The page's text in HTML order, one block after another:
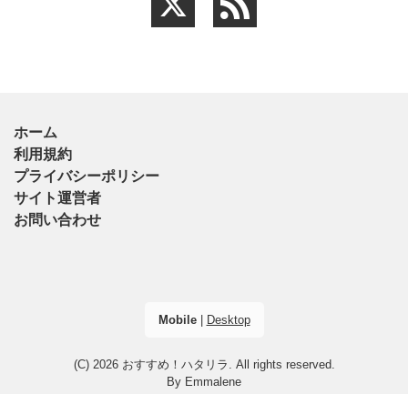
ホーム
利用規約
プライバシーポリシー
サイト運営者
お問い合わせ
Mobile| Desktop
(C) 2026 おすすめ！ハタリラ . All rights reserved.
By Emmalene